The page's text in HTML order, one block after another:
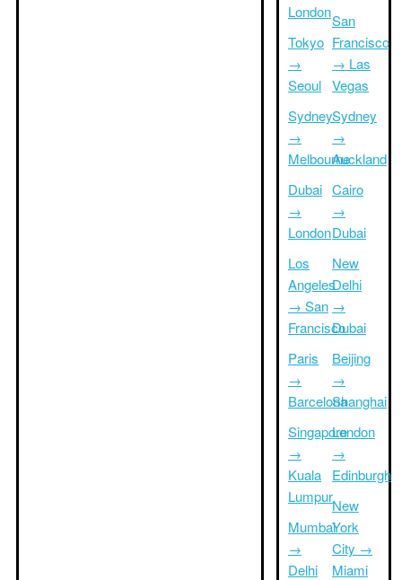
London
Tokyo
→
Seoul
Sydney
→
Melbourne
Dubai
→
London
Los
Angeles
→ San
Francisco
Paris
→
Barcelona
Singapore
→
Kuala
Lumpur
Mumbai
→
Delhi
San
Francisco
→ Las
Vegas
Sydney
→
Auckland
Cairo
→
Dubai
New
Delhi
→
Dubai
Beijing
→
Shanghai
London
→
Edinburgh
New
York
City →
Miami